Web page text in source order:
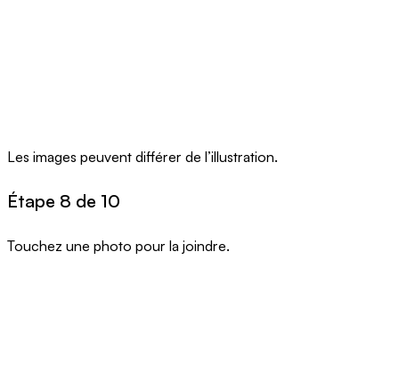
Les images peuvent différer de l’illustration.
Étape 8 de 10
Touchez une photo pour la joindre.